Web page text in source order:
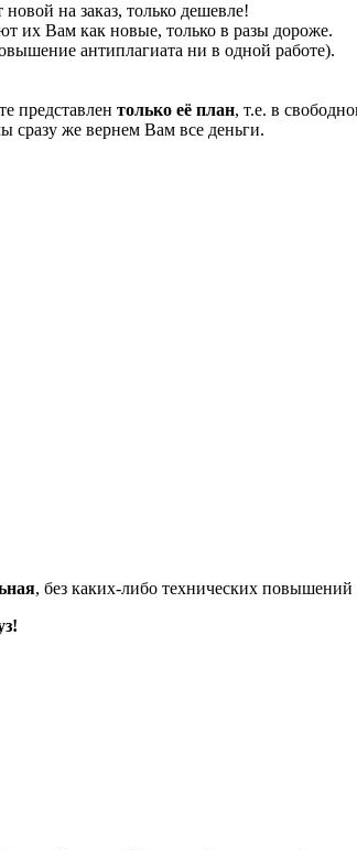
новой на заказ, только дешевле!
их Вам как новые, только в разы дороже.
антиплагиата ни в одной работе).
представлен только её план, т.е. в
сразу же вернем Вам все деньги.
, без каких-либо технических